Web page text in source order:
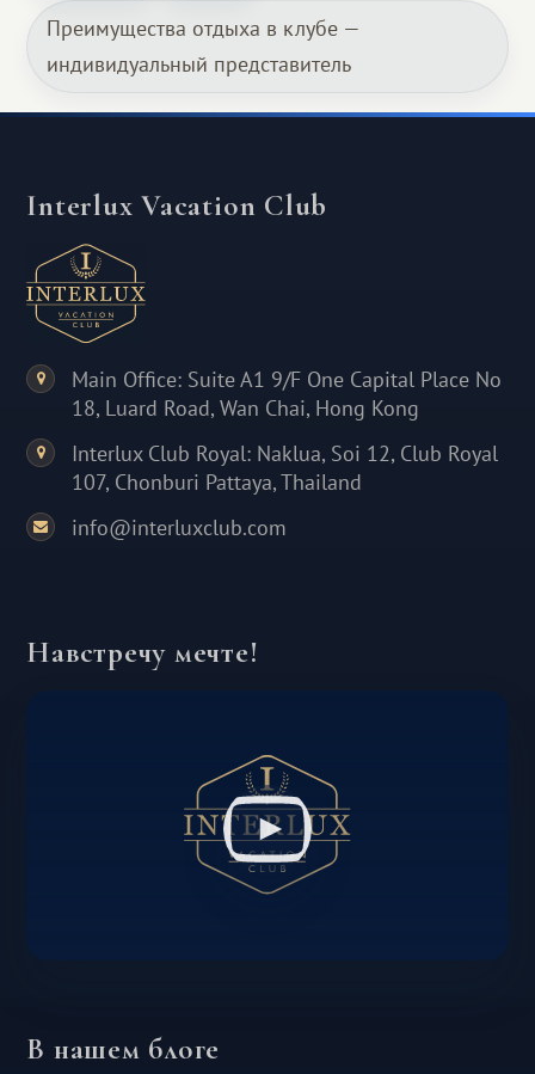
Преимущества отдыха в клубе —
индивидуальный представитель
Interlux Vacation Club
Main Office: Suite A1 9/F One Capital Place No
18, Luard Road, Wan Chai, Hong Kong
Interlux Club Royal: Naklua, Soi 12, Club Royal
107, Chonburi Pattaya, Thailand
info@interluxclub.com
Навстречу мечте!
В нашем блоге